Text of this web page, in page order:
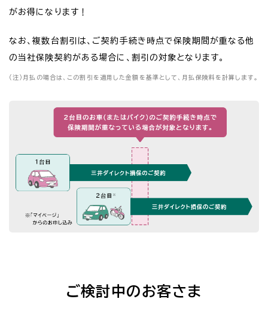
がお得になります！
なお、複数台割引は、ご契約手続き時点で保険期間が重なる他
の当社保険契約がある場合に、割引の対象となります。
（注） 月払の場合は、この割引を適用した金額を基準として、月払保険料を計算します。
ご検討中のお客さま